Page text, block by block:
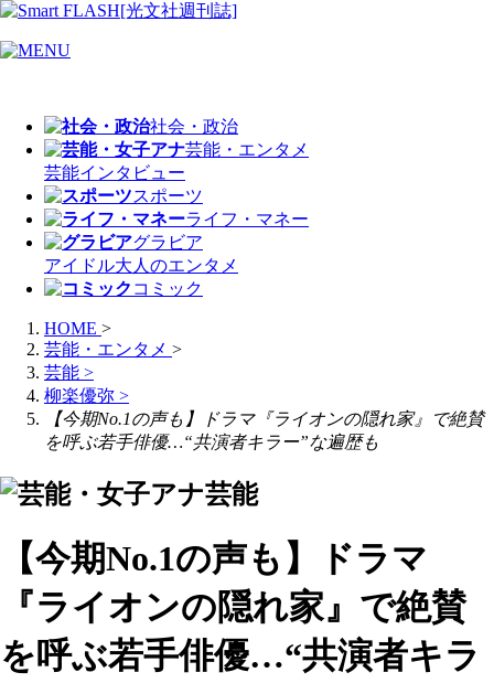
社会・政治
芸能・エンタメ
芸能インタビュー
スポーツ
ライフ・マネー
グラビア
アイドル大人のエンタメ
コミック
HOME >
芸能・エンタメ >
芸能 >
柳楽優弥 >
【今期No.1の声も】ドラマ『ライオンの隠れ家』で絶賛
を呼ぶ若手俳優…“共演者キラー”な遍歴も
芸能
【今期No.1の声も】ドラマ
『ライオンの隠れ家』で絶賛
を呼ぶ若手俳優…“共演者キラ